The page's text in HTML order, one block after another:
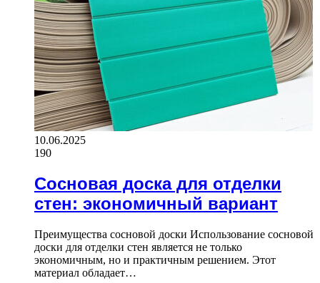
10.06.2025
190
Сосновая доска для отделки
стен: экономичный вариант
Преимущества сосновой доски Использование сосновой
доски для отделки стен является не только
экономичным, но и практичным решением. Этот
материал обладает…